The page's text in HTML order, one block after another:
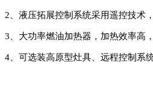
2、液压拓展控制系统采用遥控技术
3、大功率燃油加热器，加热效率高
4、可选装高原型灶具、远程控制系